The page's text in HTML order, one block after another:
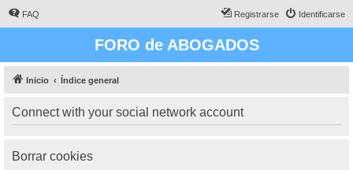
FAQ Identificarse
Registrarse
FORO de ABOGADOS
Inicio Índice general
Connect with your social network account
Borrar cookies